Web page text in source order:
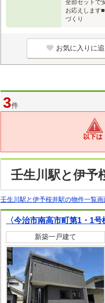
全部セットで
お応えします
づくり
お気に入りに
3件
以下は
壬生川駅と伊予
壬生川駅と伊予桜井駅の物件一覧画
〈今治市南高市町第1・1
新築一戸建て